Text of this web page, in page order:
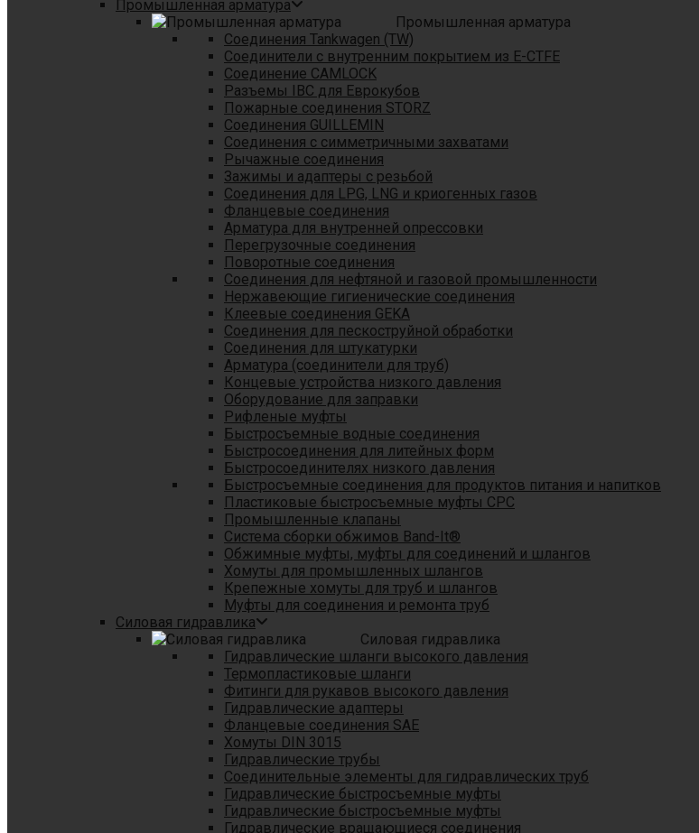
Промышленная арматура
Промышленная арматура
Соединения Tankwagen (TW)
Соединители с внутренним покрытием из E-CTFE
Соединение CAMLOCK
Разъемы IBC для Еврокубов
Пожарные соединения STORZ
Соединения GUILLEMIN
Соединения с симметричными захватами
Рычажные соединения
Зажимы и адаптеры с резьбой
Соединения для LPG, LNG и криогенных газов
Фланцевые соединения
Арматура для внутренней опрессовки
Перегрузочные соединения
Поворотные соединения
Соединения для нефтяной и газовой промышленности
Нержавеющие гигиенические соединения
Клеевые соединения GEKA
Соединения для пескоструйной обработки
Cоединения для штукатурки
Арматура (соединители для труб)
Концевые устройства низкого давления
Оборудование для заправки
Рифленые муфты
Быстросъемные водные соединения
Быстросоединения для литейных форм
Быстросоединителях низкого давления
Быстросъемные соединения для продуктов питания и напитков
Пластиковые быстросъемные муфты CPC
Промышленные клапаны
Система сборки обжимов Band-It®
Обжимные муфты, муфты для соединений и шлангов
Хомуты для промышленных шлангов
Крепежные хомуты для труб и шлангов
Муфты для соединения и ремонта труб
Силовая гидравлика
Силовая гидравлика
Гидравлические шланги высокого давления
Термопластиковые шланги
Фитинги для рукавов высокого давления
Гидравлические адаптеры
Фланцевые соединения SAE
Хомуты DIN 3015
Гидравлические трубы
Соединительные элементы для гидравлических труб
Гидравлические быстросъемные муфты
Гидравлические быстросъемные муфты
Гидравлические вращающиеся соединения